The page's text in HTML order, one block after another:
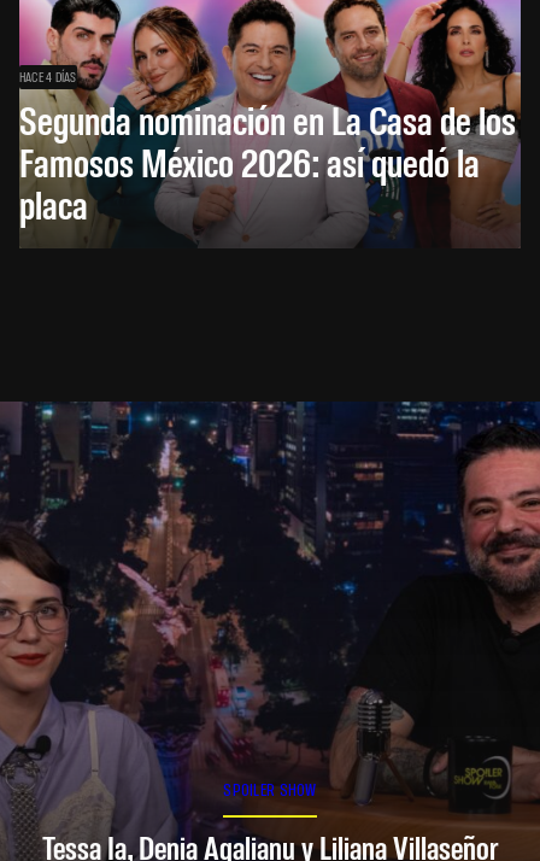
HACE 4 DÍAS
Segunda nominación en La Casa de los
Famosos México 2026: así quedó la
placa
SPOILER SHOW
Tessa Ia, Denia Agalianu y Liliana Villaseñor